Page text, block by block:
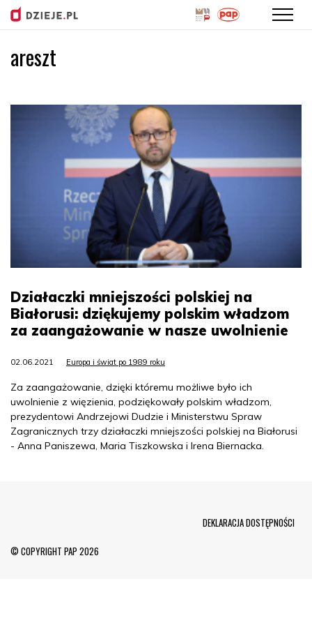
areszt
Działaczki mniejszości polskiej na
Białorusi: dziękujemy polskim władzom
za zaangażowanie w nasze uwolnienie
02.06.2021 Europa i świat po 1989 roku
Za zaangażowanie, dzięki któremu możliwe było ich
uwolnienie z więzienia, podziękowały polskim władzom,
prezydentowi Andrzejowi Dudzie i Ministerstwu Spraw
Zagranicznych trzy działaczki mniejszości polskiej na Białorusi
- Anna Paniszewa, Maria Tiszkowska i Irena Biernacka.
© COPYRIGHT PAP 2026
DEKLARACJA DOSTĘPNOŚCI